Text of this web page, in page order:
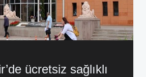
ücretsiz sağlıklı